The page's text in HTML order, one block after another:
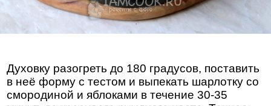
Духовку разогреть до 180 градусов, поставить
в неё форму с тестом и выпекать шарлотку со
смородиной и яблоками в течение 30-35